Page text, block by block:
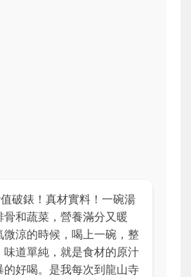
破錶！真材實料！一碗湯
和蔬菜，營養滿分又暖
微涼的時候，喝上一碗，整
味道單純，就是食材的原汁
的好喝。是我每次到龍山寺